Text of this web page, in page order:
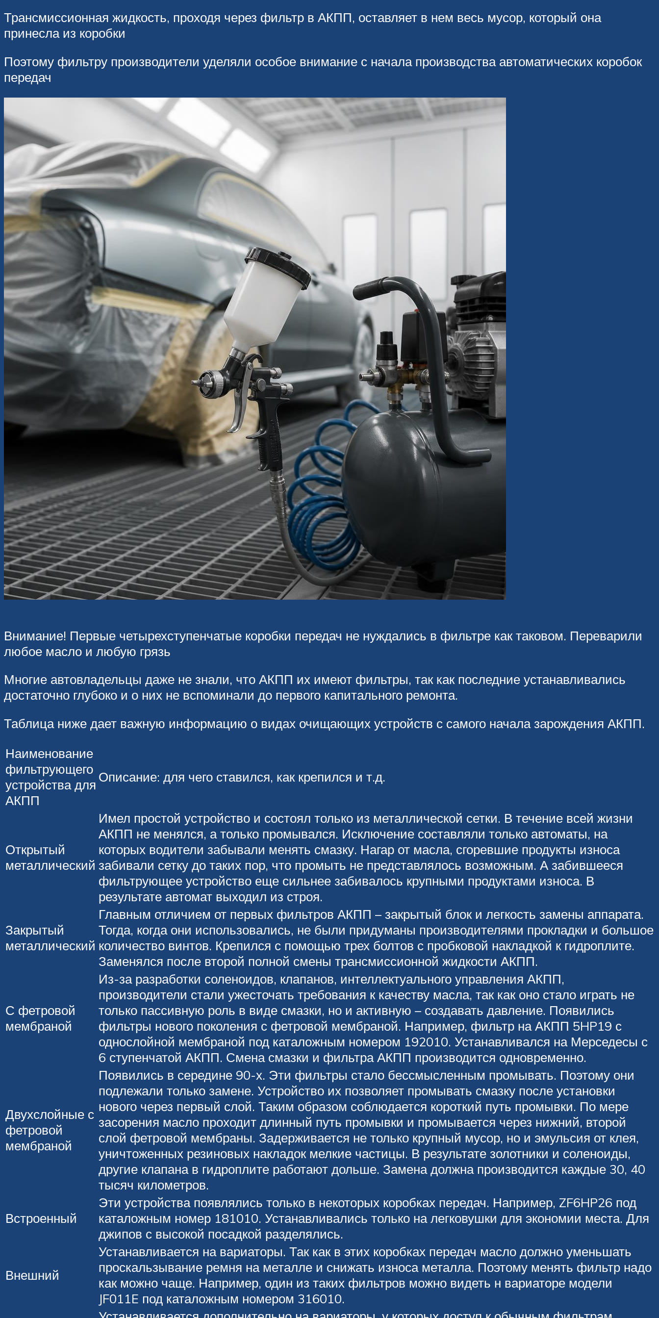
Трансмиссионная жидкость, проходя через фильтр в АКПП, оставляет в нем весь мусор, который она
принесла из коробки
Поэтому фильтру производители уделяли особое внимание с начала производства автоматических коробок
передач
Внимание! Первые четырехступенчатые коробки передач не нуждались в фильтре как таковом. Переварили
любое масло и любую грязь
Многие автовладельцы даже не знали, что АКПП их имеют фильтры, так как последние устанавливались
достаточно глубоко и о них не вспоминали до первого капитального ремонта.
Таблица ниже дает важную информацию о видах очищающих устройств с самого начала зарождения АКПП.
Наименование
фильтрующего
устройства для
АКПП
Описание: для чего ставился, как крепился и т.д.
Открытый
металлический
Имел простой устройство и состоял только из металлической сетки. В течение всей жизни
АКПП не менялся, а только промывался. Исключение составляли только автоматы, на
которых водители забывали менять смазку. Нагар от масла, сгоревшие продукты износа
забивали сетку до таких пор, что промыть не представлялось возможным. А забившееся
фильтрующее устройство еще сильнее забивалось крупными продуктами износа. В
результате автомат выходил из строя.
Закрытый
металлический
Главным отличием от первых фильтров АКПП – закрытый блок и легкость замены аппарата.
Тогда, когда они использовались, не были придуманы производителями прокладки и большое
количество винтов. Крепился с помощью трех болтов с пробковой накладкой к гидроплите.
Заменялся после второй полной смены трансмиссионной жидкости АКПП.
С фетровой
мембраной
Из-за разработки соленоидов, клапанов, интеллектуального управления АКПП,
производители стали ужесточать требования к качеству масла, так как оно стало играть не
только пассивную роль в виде смазки, но и активную – создавать давление. Появились
фильтры нового поколения с фетровой мембраной. Например, фильтр на АКПП 5HP19 с
однослойной мембраной под каталожным номером 192010. Устанавливался на Мерседесы с
6 ступенчатой АКПП. Смена смазки и фильтра АКПП производится одновременно.
Двухслойные с
фетровой
мембраной
Появились в середине 90-х. Эти фильтры стало бессмысленным промывать. Поэтому они
подлежали только замене. Устройство их позволяет промывать смазку после установки
нового через первый слой. Таким образом соблюдается короткий путь промывки. По мере
засорения масло проходит длинный путь промывки и промывается через нижний, второй
слой фетровой мембраны. Задерживается не только крупный мусор, но и эмульсия от клея,
уничтоженных резиновых накладок мелкие частицы. В результате золотники и соленоиды,
другие клапана в гидроплите работают дольше. Замена должна производится каждые 30, 40
тысяч километров.
Встроенный
Эти устройства появлялись только в некоторых коробках передач. Например, ZF6HP26 под
каталожным номер 181010. Устанавливались только на легковушки для экономии места. Для
джипов с высокой посадкой разделялись.
Внешний
Устанавливается на вариаторы. Так как в этих коробках передач масло должно уменьшать
проскальзывание ремня на металле и снижать износа металла. Поэтому менять фильтр надо
как можно чаще. Например, один из таких фильтров можно видеть н вариаторе модели
JF011E под каталожным номером 316010.